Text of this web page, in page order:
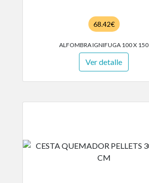
68.42€
ALFOMBRA IGNIFUGA 100 X 150
Ver detalle